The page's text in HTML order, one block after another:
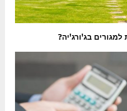
בג'ורג'יה?